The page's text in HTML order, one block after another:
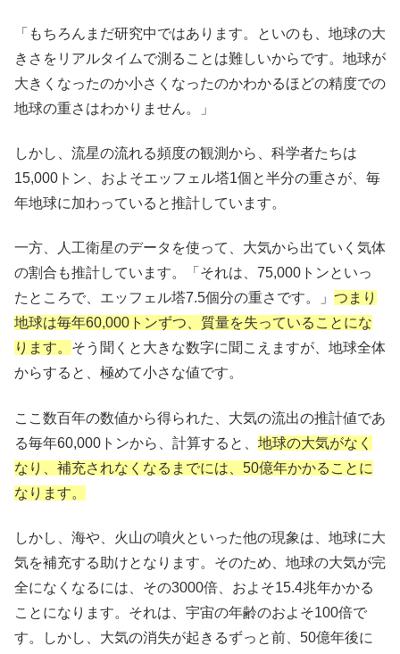
「もちろんまだ研究中ではあります。といのも、地球の大
きさをリアルタイムで測ることは難しいからです。地球が
大きくなったのか小さくなったのかわかるほどの精度での
地球の重さはわかりません。」
しかし、流星の流れる頻度の観測から、科学者たちは
15,000トン、およそエッフェル塔1個と半分の重さが、毎
年地球に加わっていると推計しています。
一方、人工衛星のデータを使って、大気から出ていく気体
の割合も推計しています。「それは、75,000トンといっ
たところで、エッフェル塔7.5個分の重さです。」 つまり
地球は毎年60,000トンずつ、質量を失っていることにな
ります。 そう聞くと大きな数字に聞こえますが、地球全体
からすると、極めて小さな値です。
ここ数百年の数値から得られた、大気の流出の推計値であ
る毎年60,000トンから、計算すると、 地球の大気がなく
なり、補充されなくなるまでには、50億年かかることに
なります。
しかし、海や、火山の噴火といった他の現象は、地球に大
気を補充する助けとなります。そのため、地球の大気が完
全になくなるには、その3000倍、およそ15.4兆年かかる
ことになります。それは、宇宙の年齢のおよそ100倍で
す。しかし、大気の消失が起きるずっと前、50億年後に